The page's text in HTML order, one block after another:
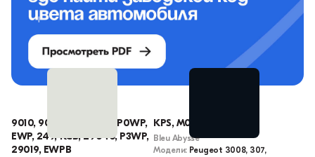
9010, 9019, WP, EWPA, P0WP,
EWP, 249, KCB, 29040, P3WP,
29019, EWPB
KPS, M05S, KPSC
Bleu Abysse
Модели: Peugeot 3008, 307,